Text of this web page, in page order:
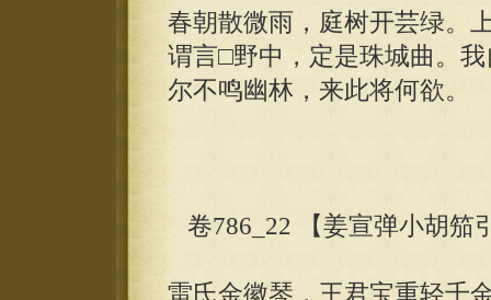
春朝散微雨，庭树开芸绿。
谓言□野中，定是珠城曲。
尔不鸣幽林，来此将何欲。
卷786_22 【姜宣弹小胡笳
雷氏金徽琴，王君宝重轻千